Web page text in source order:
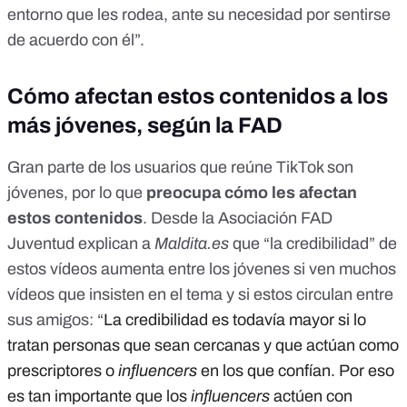
entorno que les rodea, ante su necesidad por sentirse
de acuerdo con él”.
Cómo afectan estos contenidos a los
más jóvenes, según la FAD
Gran parte de los usuarios que reúne TikTok son
jóvenes, por lo que preocupa cómo les afectan
estos contenidos. Desde la Asociación FAD
Juventud explican a Maldita.es que “la credibilidad” de
estos vídeos aumenta entre los jóvenes si ven muchos
vídeos que insisten en el tema y si estos circulan entre
sus amigos: “La credibilidad es todavía mayor si lo
tratan personas que sean cercanas y que actúan como
prescriptores o influencers en los que confían. Por eso
es tan importante que los influencers actúen con